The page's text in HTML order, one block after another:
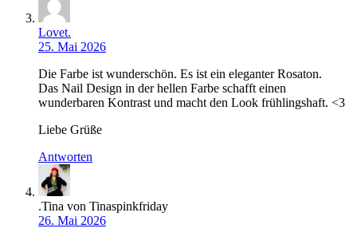
Lovet.
25. Mai 2026
Die Farbe ist wunderschön. Es ist ein eleganter Rosaton.
Das Nail Design in der hellen Farbe schafft einen
wunderbaren Kontrast und macht den Look frühlingshaft. <3
Liebe Grüße
Antworten
.Tina von Tinaspinkfriday
26. Mai 2026